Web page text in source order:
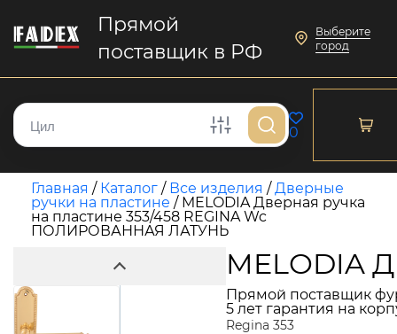
Прямой
поставщик в РФ
Выберите
город
0
Главная / Каталог / Все изделия /Дверные
ручки на пластине / MELODIA Дверная ручка
на пластине 353/458 REGINA Wc
ПОЛИРОВАННАЯ ЛАТУНЬ
MELODIA
Прямой поставщик
5 лет гарантия на
Regina 353